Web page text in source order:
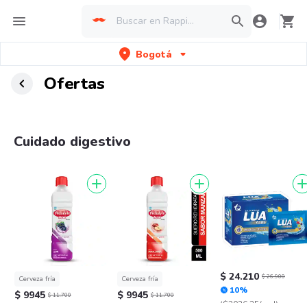
Bogotá
Ofertas
Cuidado digestivo
Cerveza fría
$ 9945 $ 11.700
Cerveza fría
$ 9945 $ 11.700
$ 24.210 $ 26.900
10%